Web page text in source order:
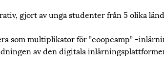
gjort av unga studenter från 5 olika
som multiplikator för ”coopcamp” -
av den digitala